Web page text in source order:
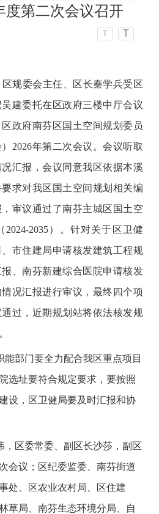
度第二次会议召开
T T
区规委会主任、区长秦学兵受区
建委托在区政府三楼中厅会议
政府南芬区国土空间规划委员
2026年第二次会议。会议听取
汇报，会议同意我区依据本溪
求对我区国土空间规划相关编
审议通过了南芬主城区国土空
2035）。针对关于区卫健
市住建局申请核发建筑工程规
、南芬新建综合医院申请核发
况汇报进行审议，最终四个项
过，近期规划站将依法核发规
能部门要全力配合我区重点项目
选址要符合规定要求，要按照
设，区卫健局要及时汇报和协
，区委常委、副区长沙莎，副区
会议；区纪委监委、南芬街道
处、区农业农村局、区住建
草局、南芬生态环境分局、自